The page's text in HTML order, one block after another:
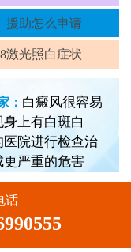
援助怎么申请
激光照白症状
： 白癜风很容易
上有白斑白
医院进行检查治
严重的危害
话